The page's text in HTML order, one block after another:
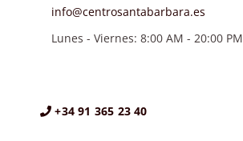
info@centrosantabarbara.es
Lunes - Viernes: 8:00 AM - 20:00 PM
+34 91 365 23 40